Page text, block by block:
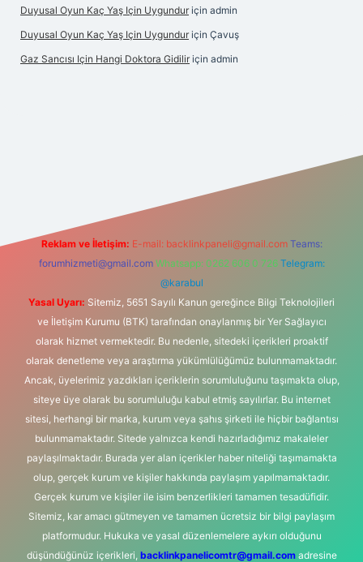
Duyusal Oyun Kaç Yaş Için Uygundur için admin
Duyusal Oyun Kaç Yaş Için Uygundur için Çavuş
Gaz Sancısı Için Hangi Doktora Gidilir için admin
Reklam ve İletişim: E-mail: backlinkpaneli@gmail.com Teams:
forumhizmeti@gmail.com Whatsapp: 0262 606 0 726 Telegram:
@karabul
Yasal Uyarı: Sitemiz, 5651 Sayılı Kanun gereğince Bilgi Teknolojileri
ve İletişim Kurumu (BTK) tarafından onaylanmış bir Yer Sağlayıcı
olarak hizmet vermektedir. Bu nedenle, sitedeki içerikleri proaktif
olarak denetleme veya araştırma yükümlülüğümüz bulunmamaktadır.
Ancak, üyelerimiz yazdıkları içeriklerin sorumluluğunu taşımakta olup,
siteye üye olarak bu sorumluluğu kabul etmiş sayılırlar. Bu internet
sitesi, herhangi bir marka, kurum veya şahıs şirketi ile hiçbir bağlantısı
bulunmamaktadır. Sitede yalnızca kendi hazırladığımız makaleler
paylaşılmaktadır. Burada yer alan içerikler haber niteliği taşımamakta
olup, gerçek kurum ve kişiler hakkında paylaşım yapılmamaktadır.
Gerçek kurum ve kişiler ile isim benzerlikleri tamamen tesadüfidir.
Sitemiz, kar amacı gütmeyen ve tamamen ücretsiz bir bilgi paylaşım
platformudur. Hukuka ve yasal düzenlemelere aykırı olduğunu
düşündüğünüz içerikleri, backlinkpanelicomtr@gmail.comadresine